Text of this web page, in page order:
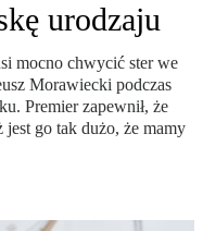
urodzaju
mocno chwycić ster we
Morawiecki podczas
Premier zapewnił, że
go tak dużo, że mamy